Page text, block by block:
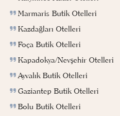
Marmaris Butik Otelleri
Kazdağları Otelleri
Foça Butik Otelleri
Kapadokya/Nevşehir Otelleri
Ayvalık Butik Otelleri
Gaziantep Butik Otelleri
Bolu Butik Otelleri